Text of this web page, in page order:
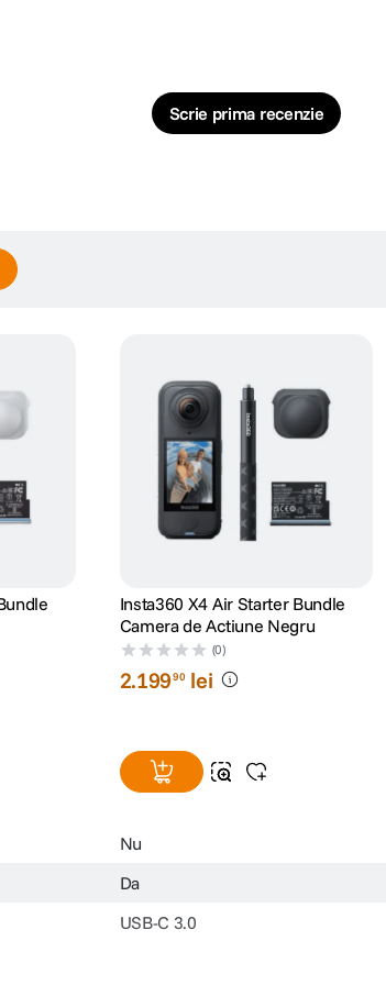
lentile pentru video clare si naturale. Active HDR
8K: 7680×3840@30/25/24fps 6K:
1080p: 1920×1920@60/50/48/30/25/24fps Me
Scrie prima recenzie
Insta360 X4 Air Starter Bundle
Camera de Actiune Negru
(0)
2.19990 lei
Nu
Da
USB-C 3.0